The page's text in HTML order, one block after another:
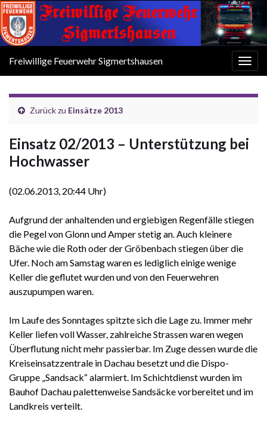
Freiwillige Feuerwehr Sigmertshausen
Zurück zu Einsätze 2013
Einsatz 02/2013 – Unterstützung bei
Hochwasser
(02.06.2013, 20:44 Uhr)
Aufgrund der anhaltenden und ergiebigen Regenfälle stiegen
die Pegel von Glonn und Amper stetig an. Auch kleinere
Bäche wie die Roth oder der Gröbenbach stiegen über die
Ufer. Noch am Samstag waren es lediglich einige wenige
Keller die geflutet wurden und von den Feuerwehren
auszupumpen waren.
Im Laufe des Sonntages spitzte sich die Lage zu. Immer mehr
Keller liefen voll Wasser, zahlreiche Strassen waren wegen
Überflutung nicht mehr passierbar. Im Zuge dessen wurde die
Kreiseinsatzzentrale in Dachau besetzt und die Dispo-
Gruppe „Sandsack“ alarmiert. Im Schichtdienst wurden im
Bauhof Dachau palettenweise Sandsäcke vorbereitet und im
Landkreis verteilt.